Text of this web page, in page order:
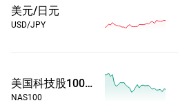
美元/日元
USD/JPY
美国科技股100指数
NAS100